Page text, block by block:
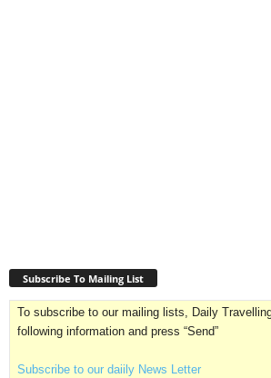
Subscribe To Mailing List
To subscribe to our mailing lists, Daily
following information and press “Send”
Subscribe to our daiily News Letter